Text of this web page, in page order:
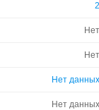
2
Нет
Нет
Нет данных
Нет данных